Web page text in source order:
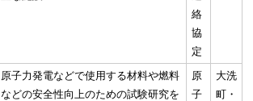
絡
協
定
原子力発電などで使用する材料や燃料
などの安全性向上のための試験研究を
原
子
大洗
町・